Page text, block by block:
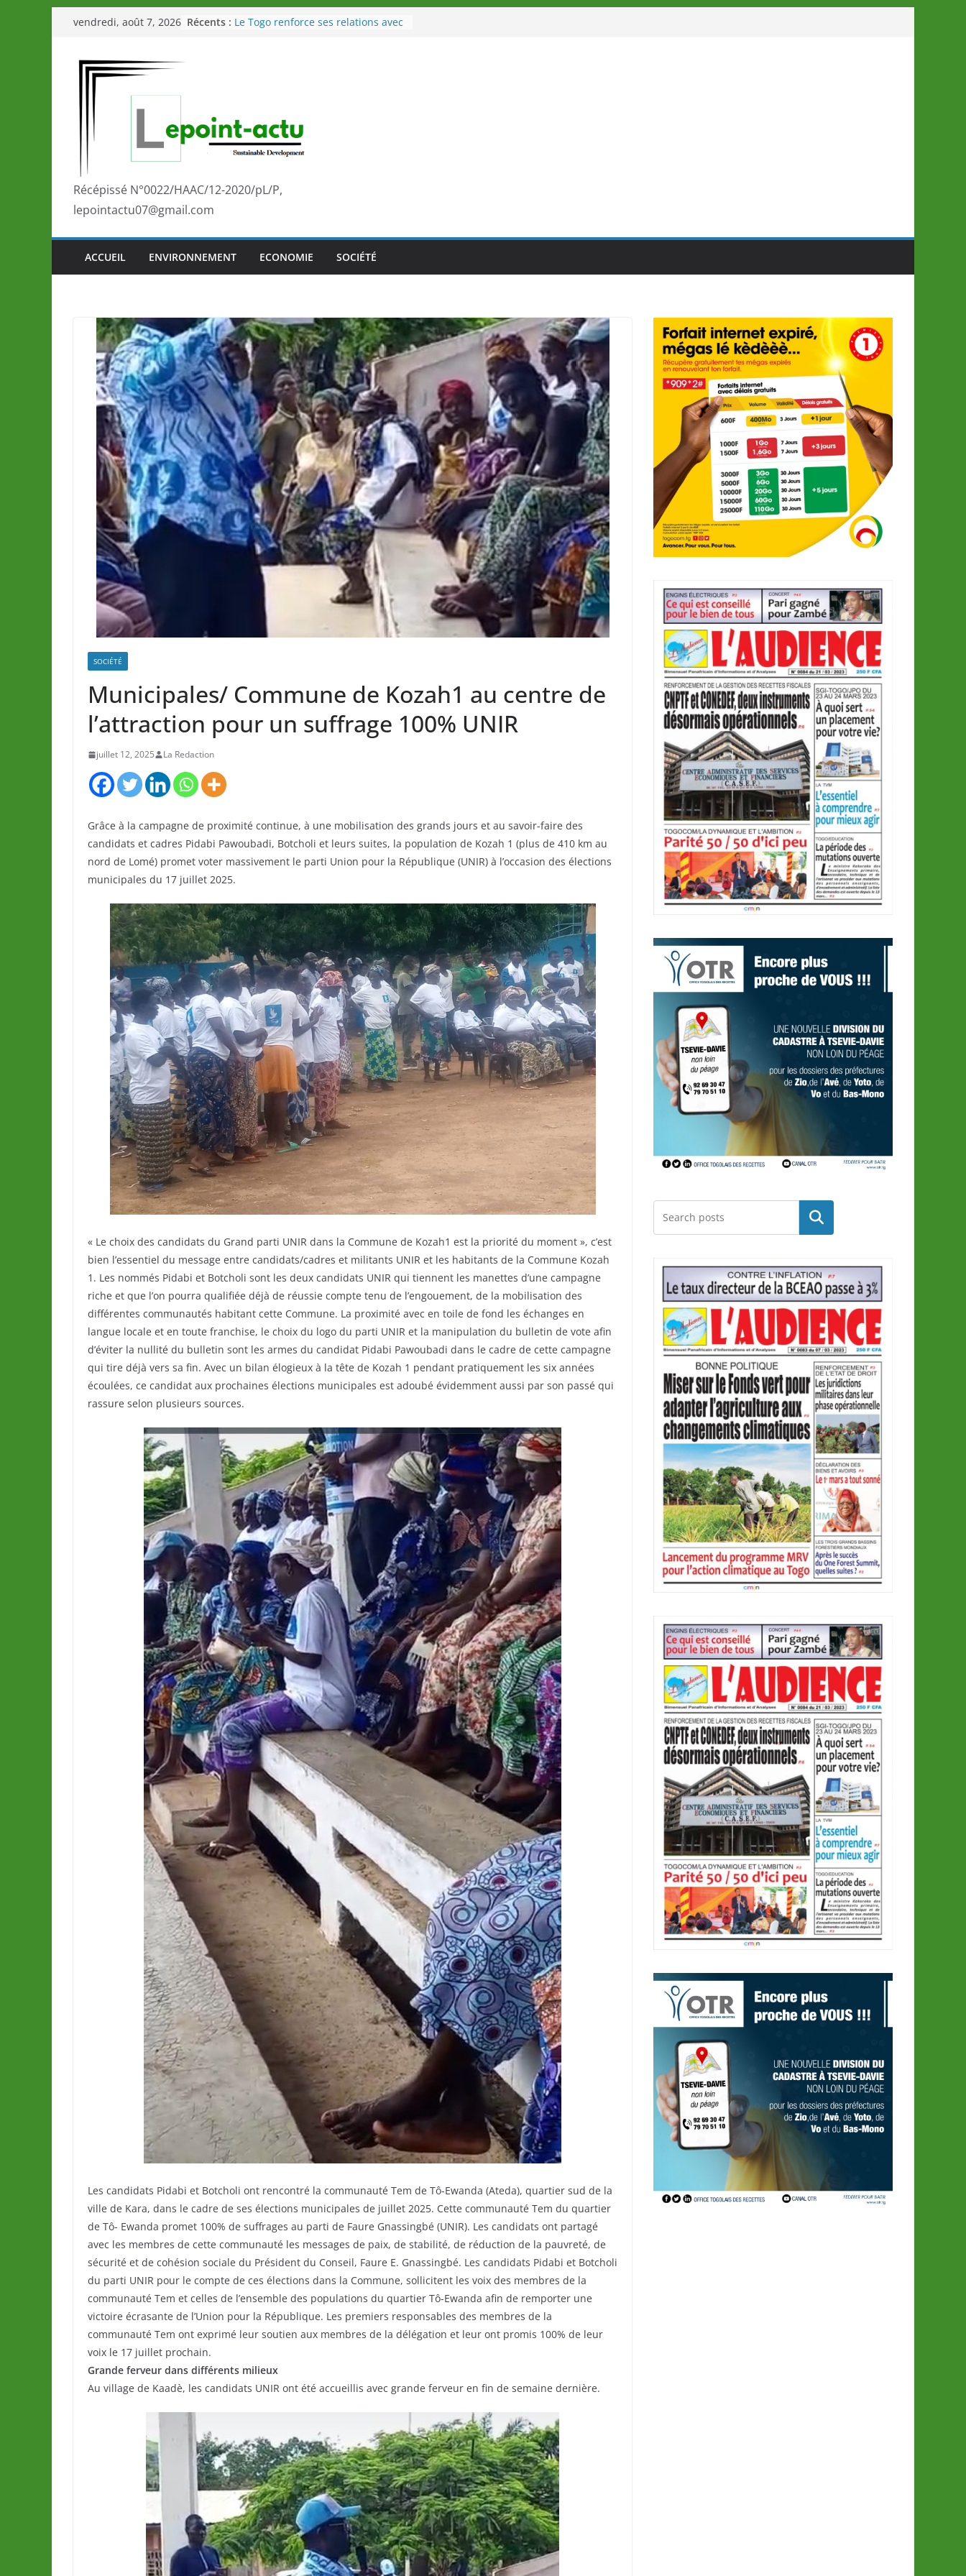
Passer
contenu
vendredi, août 7, 2026 Récents : Le Togo renforce ses relations avec
marque de confiance au Togo sur
la scène internationale au-delà des
performances de ses athlètes
développement?
Récépissé N°0022/HAAC/12-2020/pL/P,
lepointactu07@gmail.com
ACCUEIL ENVIRONNEMENT ECONOMIE SOCIÉTÉ
SOCIÉTÉ
Municipales/ Commune de Kozah1 au centre de
l’attraction pour un suffrage 100% UNIR
juillet 12, 2025 La Redaction
Grâce à la campagne de proximité continue, à une mobilisation des grands jours et au savoir-faire des
candidats et cadres Pidabi Pawoubadi, Botcholi et leurs suites, la population de Kozah 1 (plus de 410 km au
nord de Lomé) promet voter massivement le parti Union pour la République (UNIR) à l’occasion des élections
municipales du 17 juillet 2025.
« Le choix des candidats du Grand parti UNIR dans la Commune de Kozah1 est la priorité du moment », c’est
bien l’essentiel du message entre candidats/cadres et militants UNIR et les habitants de la Commune Kozah
1. Les nommés Pidabi et Botcholi sont les deux candidats UNIR qui tiennent les manettes d’une campagne
riche et que l’on pourra qualifiée déjà de réussie compte tenu de l’engouement, de la mobilisation des
différentes communautés habitant cette Commune. La proximité avec en toile de fond les échanges en
langue locale et en toute franchise, le choix du logo du parti UNIR et la manipulation du bulletin de vote afin
d’éviter la nullité du bulletin sont les armes du candidat Pidabi Pawoubadi dans le cadre de cette campagne
qui tire déjà vers sa fin. Avec un bilan élogieux à la tête de Kozah 1 pendant pratiquement les six années
écoulées, ce candidat aux prochaines élections municipales est adoubé évidemment aussi par son passé qui
rassure selon plusieurs sources.
Les candidats Pidabi et Botcholi ont rencontré la communauté Tem de Tô-Ewanda (Ateda), quartier sud de la
ville de Kara, dans le cadre de ses élections municipales de juillet 2025. Cette communauté Tem du quartier
de Tô- Ewanda promet 100% de suffrages au parti de Faure Gnassingbé (UNIR). Les candidats ont partagé
avec les membres de cette communauté les messages de paix, de stabilité, de réduction de la pauvreté, de
sécurité et de cohésion sociale du Président du Conseil, Faure E. Gnassingbé. Les candidats Pidabi et Botcholi
du parti UNIR pour le compte de ces élections dans la Commune, sollicitent les voix des membres de la
communauté Tem et celles de l’ensemble des populations du quartier Tô-Ewanda afin de remporter une
victoire écrasante de l’Union pour la République. Les premiers responsables des membres de la
communauté Tem ont exprimé leur soutien aux membres de la délégation et leur ont promis 100% de leur
voix le 17 juillet prochain.
Grande ferveur dans différents milieux
Au village de Kaadè, les candidats UNIR ont été accueillis avec grande ferveur en fin de semaine dernière.
Rechercher